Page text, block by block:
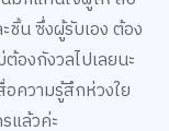
ชิ้น ซึ่งผู้รับเอง ต้อง
องกังวลไปเลยนะ
ความรู้สึกห่วงใย
แล้วค่ะ